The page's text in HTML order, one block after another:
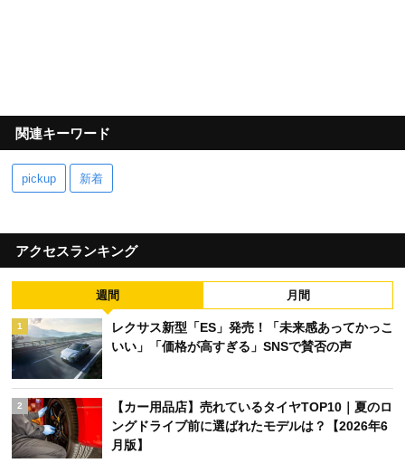
関連キーワード
pickup 新着
アクセスランキング
週間 月間
1
レクサス新型「ES」発売！「未来感あってかっこ
いい」「価格が高すぎる」SNSで賛否の声
2
【カー用品店】売れているタイヤTOP10｜夏のロ
ングドライブ前に選ばれたモデルは？【2026年6
月版】